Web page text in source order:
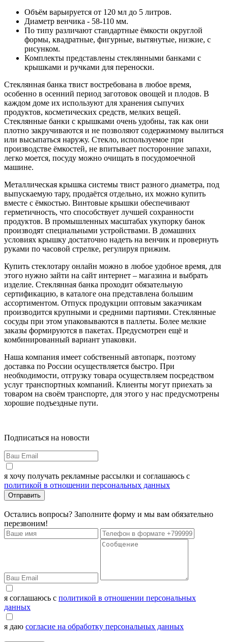
Объём варьируется от 120 мл до 5 литров.
Диаметр венчика - 58-110 мм.
По типу различают стандартные ёмкости округлой
формы, квадратные, фигурные, вытянутые, низкие, с
рисунком.
Комплекты представлены стеклянными банками с
крышками и ручками для переноски.
Стеклянная банка твист востребована в любое время,
особенно в осенний период заготовок овощей и плодов. В
каждом доме их используют для хранения сыпучих
продуктов, косметических средств, мелких вещей.
Стеклянные банки с крышками очень удобны, так как они
плотно закручиваются и не позволяют содержимому вылиться
или высыпаться наружу. Стекло, используемое при
производстве ёмкостей, не впитывает посторонние запахи,
легко моется, посуду можно очищать в посудомоечной
машине.
Металлическая крышка системы твист разного диаметра, под
выпускаемую тару, продаётся отдельно, их можно купить
вместе с ёмкостью. Винтовые крышки обеспечивают
герметичность, что способствует лучшей сохранности
продуктов. В промышленных масштабах укупорку банок
производят специальными устройствами. В домашних
условиях крышку достаточно надеть на венчик и провернуть
руками по часовой стрелке, регулируя прижим.
Купить стеклотару онлайн можно в любое удобное время, для
этого нужно зайти на сайт интернет – магазина и выбрать
изделие. Стеклянная банка проходит обязательную
сертификацию, в каталоге она представлена большим
ассортиментом. Отпуск продукции оптовым заказчикам
производится крупными и средними партиями. Стеклянные
сосуды при этом упаковываются в паллеты. Более мелкие
заказы формируются в пакетах. Предусмотрен ещё и
комбинированный вариант упаковки.
Наша компания имеет собственный автопарк, поэтому
доставка по России осуществляется быстро. При
необходимости, отгрузку товара осуществляем посредством
услуг транспортных компаний. Клиенты могут приехать за
товаром на своём транспорте, для этого у нас предусмотрены
хорошие подъездные пути.
Подписаться на новости
я хочу получать рекламные рассылки и соглашаюсь с
политикой в отношении персональных данных
Отправить
Остались вопросы? Заполните форму и мы вам обязательно
перезвоним!
я соглашаюсь с политикой в отношении персональных
данных
я даю согласие на обработку персональных данных